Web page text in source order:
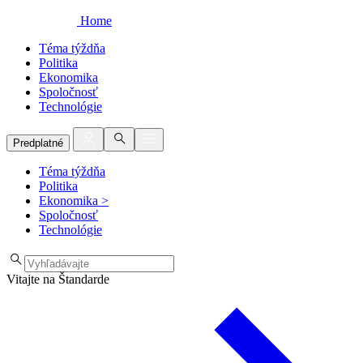
Home
Téma týždňa
Politika
Ekonomika
Spoločnosť
Technológie
Predplatné
Téma týždňa
Politika
Ekonomika >
Spoločnosť
Technológie
Vitajte na Štandarde